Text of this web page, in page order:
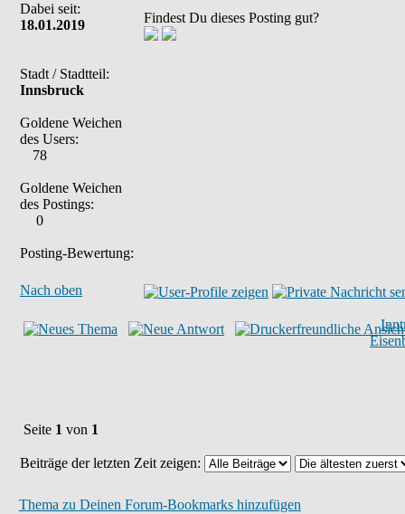
Dabei seit:
18.01.2019
Stadt / Stadtteil:
Innsbruck
Goldene Weichen
des Users:
78
Goldene Weichen
des Postings:
0
Posting-Bewertung:
Findest Du dieses Posting gut?
Nach oben
Seite 1 von 1
Beiträge der letzten Zeit zeigen:
Thema zu Deinen Forum-Bookmarks hinzufügen